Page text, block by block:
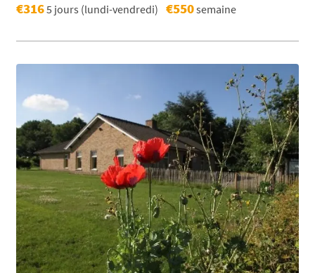
€3165 jours (lundi-vendredi) €550semaine